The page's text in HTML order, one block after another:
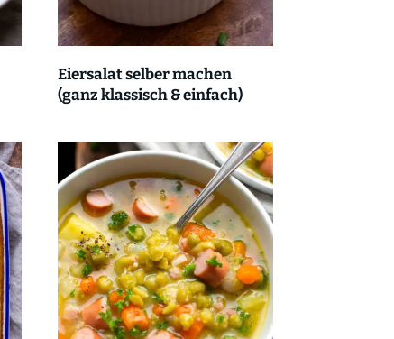
Eiersalat selber machen
(ganz klassisch & einfach)